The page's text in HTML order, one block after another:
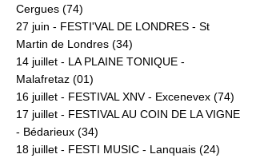
Cergues (74)
27 juin - FESTI'VAL DE LONDRES - St
Martin de Londres (34)
14 juillet - LA PLAINE TONIQUE -
Malafretaz (01)
16 juillet - FESTIVAL XNV - Excenevex (74)
17 juillet - FESTIVAL AU COIN DE LA VIGNE
- Bédarieux (34)
18 juillet - FESTI MUSIC - Lanquais (24)